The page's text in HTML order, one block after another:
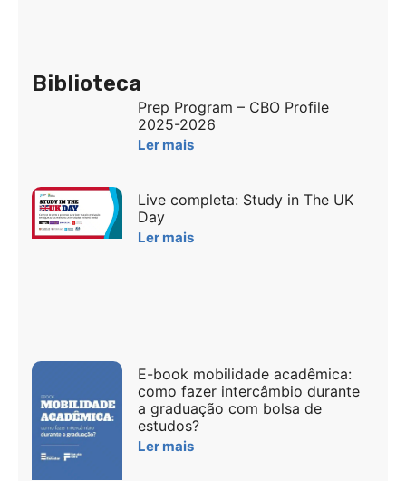
Biblioteca
Prep Program – CBO Profile
2025-2026
Ler mais
Live completa: Study in The UK
Day
Ler mais
E-book mobilidade acadêmica:
como fazer intercâmbio durante
a graduação com bolsa de
estudos?
Ler mais